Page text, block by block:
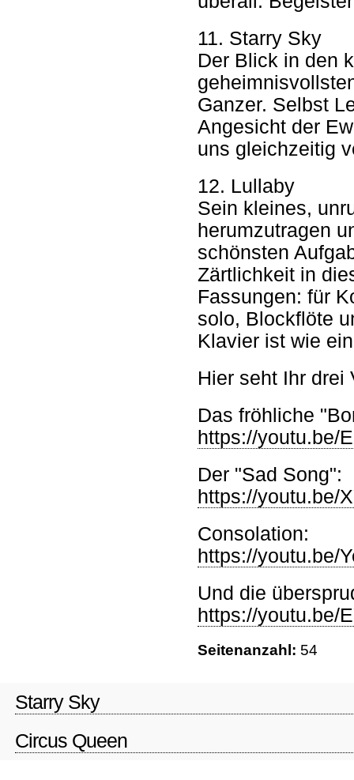
11. Starry Sky
Der Blick in den
Ganzer. Selbst
Angesicht der
uns gleichzeitig
12. Lullaby
Sein kleines,
herumzutragen
schönsten
Zärtlichkeit in
Fassungen: für
solo, Blockflöte
Klavier ist wie
Hier seht Ihr drei
Das fröhliche
https://youtu.be/
Der "Sad Song":
https://youtu.be/
Consolation:
https://youtu.be/
Und die
https://youtu.be/
Seitenanzahl: 54
Starry Sky
Circus Queen